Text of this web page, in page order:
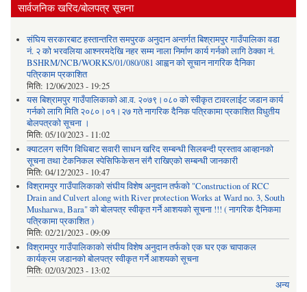
सार्वजनिक खरिद/बोलपत्र सूचना
संघिय सरकारबाट हस्तान्तरित समपुरक अनुदान अन्तर्गत बिश्रामपुर गाउँपालिका वडा
नं. २ को भरवलिया आश्नरमदेखि नहर सम्म नाला निर्माण कार्य गर्नको लागि ठेक्का नं.
BSHRM/NCB/WORKS/01/080/081 आह्वन को सूचान नागरिक दैनिका
पत्रिकाम प्रकाशित
मिति: 12/06/2023 - 19:25
यस बिश्रामपुर गाउँपालिकाको आ.व. २०७९।०८० को स्वीकृत टावरलाईट जडान कार्य
गर्नको लागि मिति २०८०।०१।२७ गते नागरिक दैनिक पत्रिकामा प्रकाशित विधुतीय
बोलपत्रको सूचना ।
मिति: 05/10/2023 - 11:02
क्याटलग सपिंग विधिबाट सवारी साधन खरिद सम्बन्धी सिलबन्दी प्रस्ताव आव्हानको
सूचना तथा टेकनिकल स्पेसिफिकेसन संगै राखिएको सम्बन्धी जानकारी
मिति: 04/12/2023 - 10:47
विश्रामपुर गाउँपालिकाको संघीय विशेष अनुदान तर्फको "Construction of RCC
Drain and Culvert along with River protection Works at Ward no. 3, South
Musharwa, Bara" को बोलपत्र स्वीकृत गर्ने आशयको सूचना !!! ( नागरिक दैनिकमा
पत्रिकामा प्रकाशित )
मिति: 02/21/2023 - 09:09
विश्रामपुर गाउँपालिकाको संघीय विशेष अनुदान तर्फको एक घर एक चापाकल
कार्यक्रम जडानको बोलपत्र स्वीकृत गर्ने आशयको सूचना
मिति: 02/03/2023 - 13:02
अन्य